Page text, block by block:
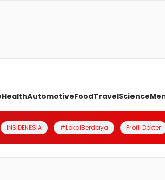
HealthAutomotiveFoodTravelScience
INSIDENESIA #LokalBerdaya Profil Dokter